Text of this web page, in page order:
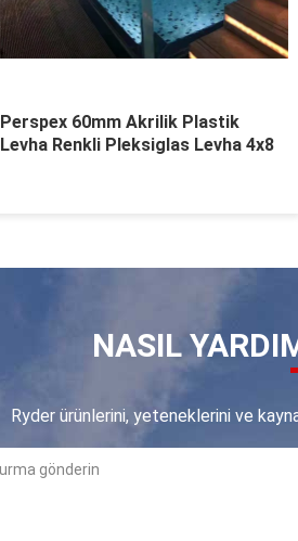
Perspex 60mm Akrilik Plastik
Levha Renkli Pleksiglas Levha 4x8
NASIL
Ryder ürünlerini, yeteneklerini ve